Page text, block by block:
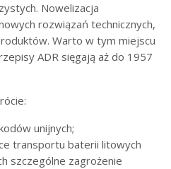
Nowelizacja
rozwiązań technicznych,
Warto w tym miejscu
ADR sięgają aż do 1957
unijnych;
transportu baterii litowych
szczególne zagrożenie